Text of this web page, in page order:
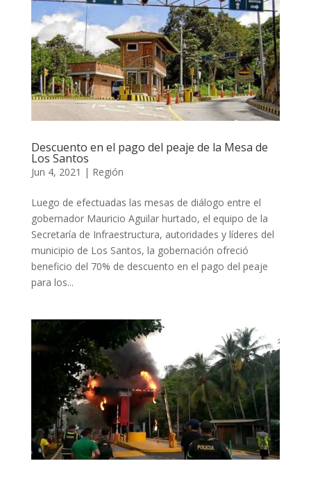
Descuento en el pago del peaje de la Mesa de
Los Santos
Jun 4, 2021 | Región
Luego de efectuadas las mesas de diálogo entre el
gobernador Mauricio Aguilar hurtado, el equipo de la
Secretaría de Infraestructura, autoridades y líderes del
municipio de Los Santos, la gobernación ofreció
beneficio del 70% de descuento en el pago del peaje
para los...